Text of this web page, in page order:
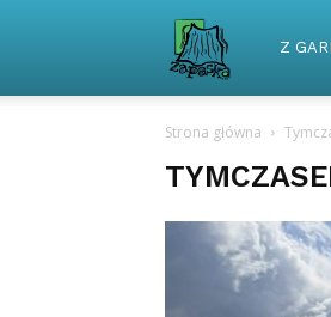
Zapaska
Z
Strona główna